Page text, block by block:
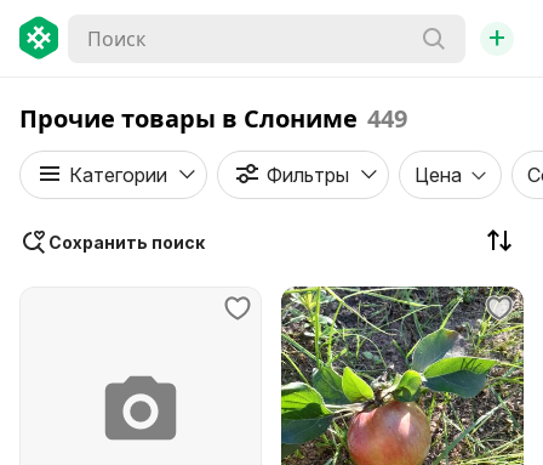
+
Прочие товары в Слониме 449
Категории Фильтры Цена
Сохранить поиск